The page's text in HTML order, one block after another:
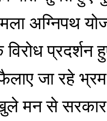
अग्निपथ
प्रदर्शन
जा रहे
मन से